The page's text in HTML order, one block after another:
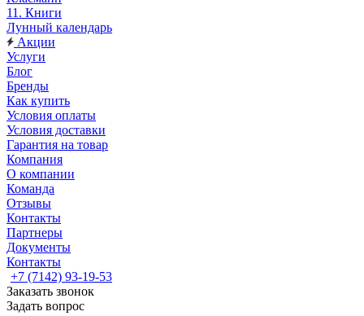
11. Книги
Лунный календарь
Акции
Услуги
Блог
Бренды
Как купить
Условия оплаты
Условия доставки
Гарантия на товар
Компания
О компании
Команда
Отзывы
Контакты
Партнеры
Документы
Контакты
+7 (7142) 93-19-53
Заказать звонок
Задать вопрос